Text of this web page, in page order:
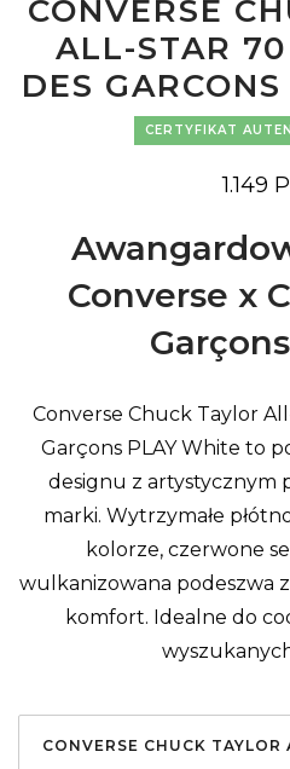
CONVERSE
ALL-STAR
DES
CERTYFIKAT
1.149
Converse x
Converse Chuck Taylor
Garçons PLAY White to
designu z artystycznym
marki. Wytrzymałe
kolorze, czerwone
wulkanizowana podeszwa
komfort. Idealne do
CONVERSE CHUCK